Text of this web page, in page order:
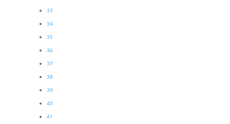
33
34
35
36
37
38
39
40
41